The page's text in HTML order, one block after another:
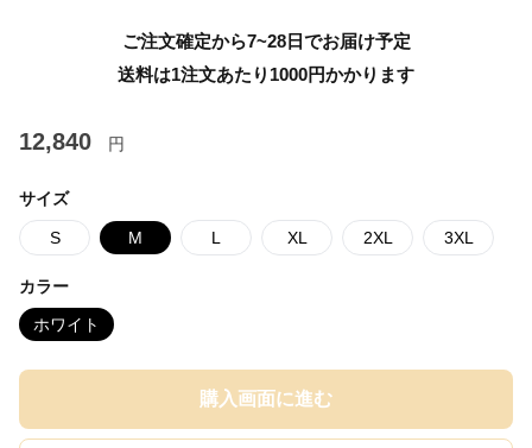
ご注文確定から7~28日でお届け予定
送料は1注文あたり 1000円かかります
12,840 円
サイズ
S M L XL 2XL 3XL
カラー
ホワイト
購入画面に進む